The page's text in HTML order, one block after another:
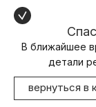
В ближайшее
детали
вернуться в